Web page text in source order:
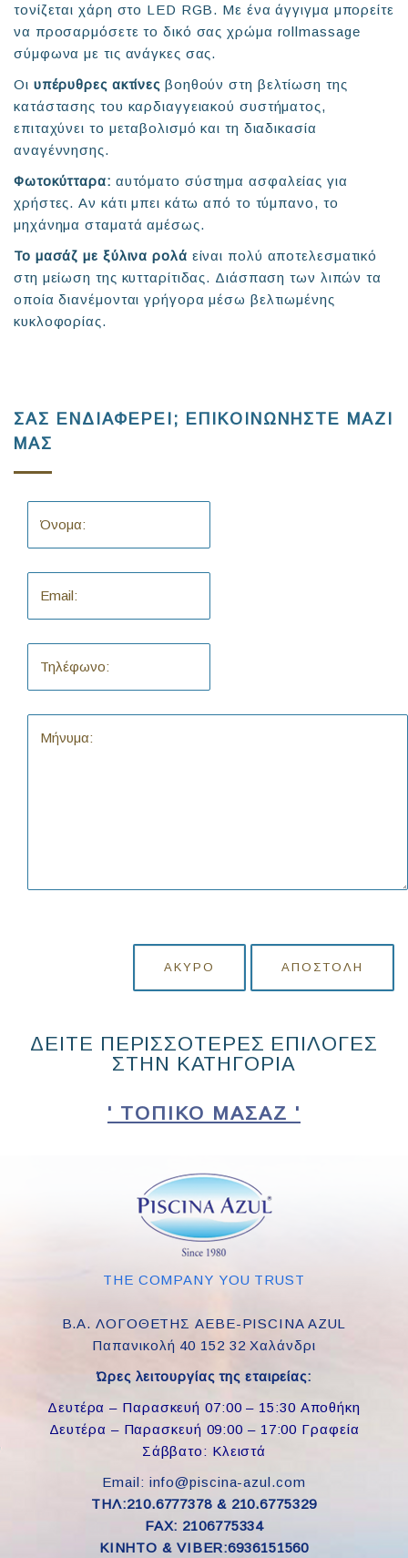
τονίζεται χάρη στο LED RGB. Με ένα άγγιγμα μπορείτε
να προσαρμόσετε το δικό σας χρώμα rollmassage
σύμφωνα με τις ανάγκες σας.
Οι υπέρυθρες ακτίνες βοηθούν στη βελτίωση της
κατάστασης του καρδιαγγειακού συστήματος,
επιταχύνει το μεταβολισμό και τη διαδικασία
αναγέννησης.
Φωτοκύτταρα: αυτόματο σύστημα ασφαλείας για
χρήστες. Αν κάτι μπει κάτω από το τύμπανο, το
μηχάνημα σταματά αμέσως.
Το μασάζ με ξύλινα ρολά είναι πολύ αποτελεσματικό
στη μείωση της κυτταρίτιδας. Διάσπαση των λιπών τα
οποία διανέμονται γρήγορα μέσω βελτιωμένης
κυκλοφορίας.
ΣΑΣ ΕΝΔΙΑΦΕΡΕΙ; ΕΠΙΚΟΙΝΩΝΗΣΤΕ ΜΑΖΙ
ΜΑΣ
ΆΚΥΡΟ ΑΠΟΣΤΟΛΉ
ΔΕΙΤΕ ΠΕΡΙΣΣΟΤΕΡΕΣ ΕΠΙΛΟΓΕΣ
ΣΤΗΝ ΚΑΤΗΓΟΡΙΑ
' ΤΟΠΙΚΌ ΜΑΣΆΖ '
THE COMPANY YOU TRUST
Β.Α. ΛΟΓΟΘΕΤΗΣ ΑΕΒΕ-PISCINA AZUL
Παπανικολή 40 152 32 Χαλάνδρι
Ώρες λειτουργίας της εταιρείας:
Δευτέρα – Παρασκευή 07:00 – 15:30 Αποθήκη
Δευτέρα – Παρασκευή 09:00 – 17:00 Γραφεία
Σάββατο: Κλειστά
Email: info@piscina-azul.com
ΤΗΛ:210.6777378 & 210.6775329
FAX: 2106775334
ΚΙΝΗΤΟ & VIBER:6936151560